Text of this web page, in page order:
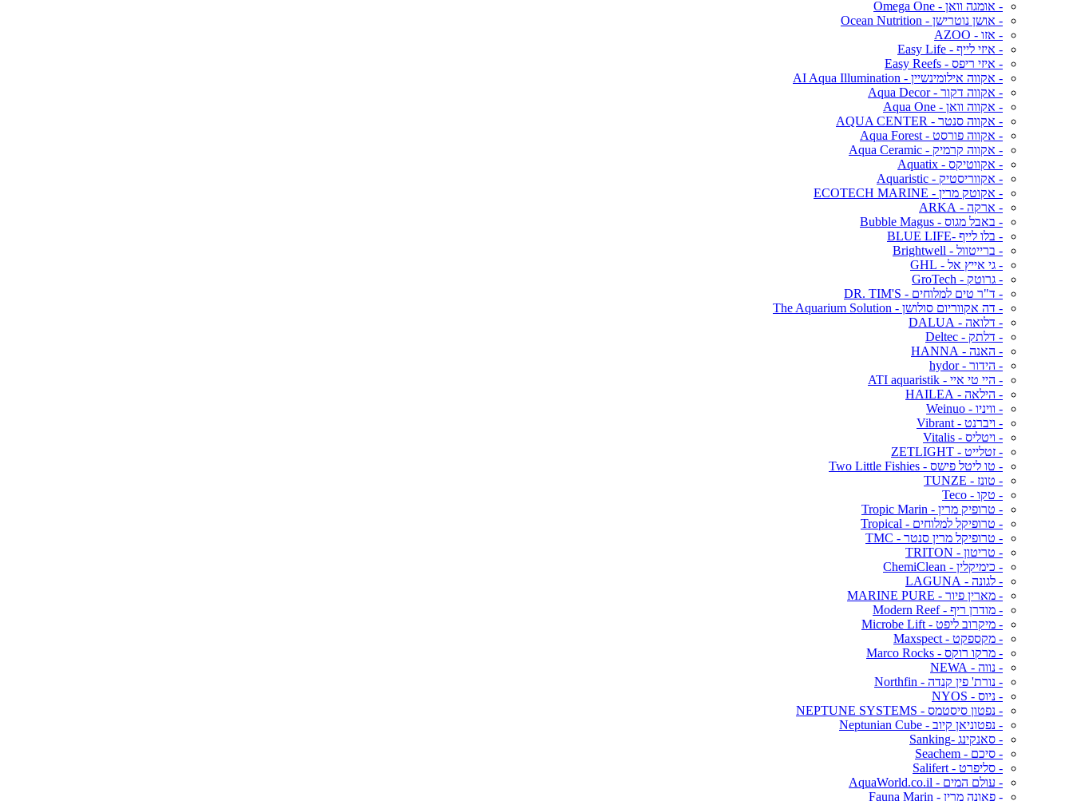
- אומגה וואן - Omega One
- אושן נוטרישן - Ocean Nutrition
- אזו - AZOO
- איזי לייף - Easy Life
- איזי ריפס - Easy Reefs
- אקווה אילומינשיין - AI Aqua Illumination
- אקווה דקור - Aqua Decor
- אקווה וואן - Aqua One
- אקווה סנטר - AQUA CENTER
- אקווה פורסט - Aqua Forest
- אקווה קרמיק - Aqua Ceramic
- אקווטיקס - Aquatix
- אקווריסטיק - Aquaristic
- אקוטק מרין - ECOTECH MARINE
- ארקה - ARKA
- באבל מגוס - Bubble Magus
- בלו לייף -BLUE LIFE
- ברייטוול - Brightwell
- גי אייץ אל - GHL
- גרוטק - GroTech
- ד"ר טים למלוחים - DR. TIM'S
- דה אקווריום סולושן - The Aquarium Solution
- דלואה - DALUA
- דלתק - Deltec
- האנה - HANNA
- הידור - hydor
- היי טי איי - ATI aquaristik
- הילאה - HAILEA
- וויניו - Weinuo
- ויברנט - Vibrant
- ויטליס - Vitalis
- זטלייט - ZETLIGHT
- טו ליטל פישס - Two Little Fishies
- טונז - TUNZE
- טקו - Teco
- טרופיק מרין - Tropic Marin
- טרופיקל למלוחים - Tropical
- טרופיקל מרין סנטר - TMC
- טריטון - TRITON
- כימיקלין - ChemiClean
- לגונה - LAGUNA
- מארין פיור - MARINE PURE
- מודרן ריף - Modern Reef
- מיקרוב ליפט - Microbe Lift
- מקספקט - Maxspect
- מרקו רוקס - Marco Rocks
- נווה - NEWA
- נורת' פין קנדה - Northfin
- ניוס - NYOS
- נפטון סיסטמס - NEPTUNE SYSTEMS
- נפטוניאן קיוב - Neptunian Cube
- סאנקינג -Sanking
- סיכם - Seachem
- סליפרט - Salifert
- עולם המים - AquaWorld.co.il
- פאונה מרין - Fauna Marin